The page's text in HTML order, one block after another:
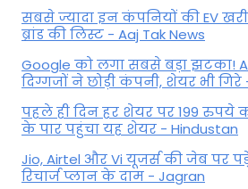
सबसे ज्यादा इन कंपनियों की EV
ब्रांड की लिस्ट - Aaj Tak News
Google को लगा सबसे बड़ा झटका!
दिग्गजों ने छोड़ी कंपनी, शेयर भी गिरे
पहले ही दिन हर शेयर पर 199 रुपये
के पार पहुंचा यह शेयर - Hindustan
Jio, Airtel और Vi यूजर्स की जेब पर
रिचार्ज प्लान के दाम - Jagran